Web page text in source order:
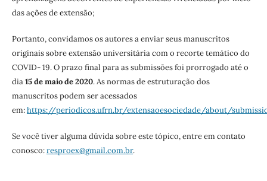
das ações de extensão;
Portanto, convidamos os autores a enviar seus manuscritos
originais sobre extensão universitária com o recorte temático do
COVID- 19. O prazo final para as submissões foi prorrogado até o
dia15de maio de 2020. As normas de estruturação dos
manuscritos podem ser acessados
em:https://periodicos.ufrn.br/extensaoesociedade/about/
Se você tiver alguma dúvida sobre este tópico, entre em contato
conosco:resproex@gmail.com.br.